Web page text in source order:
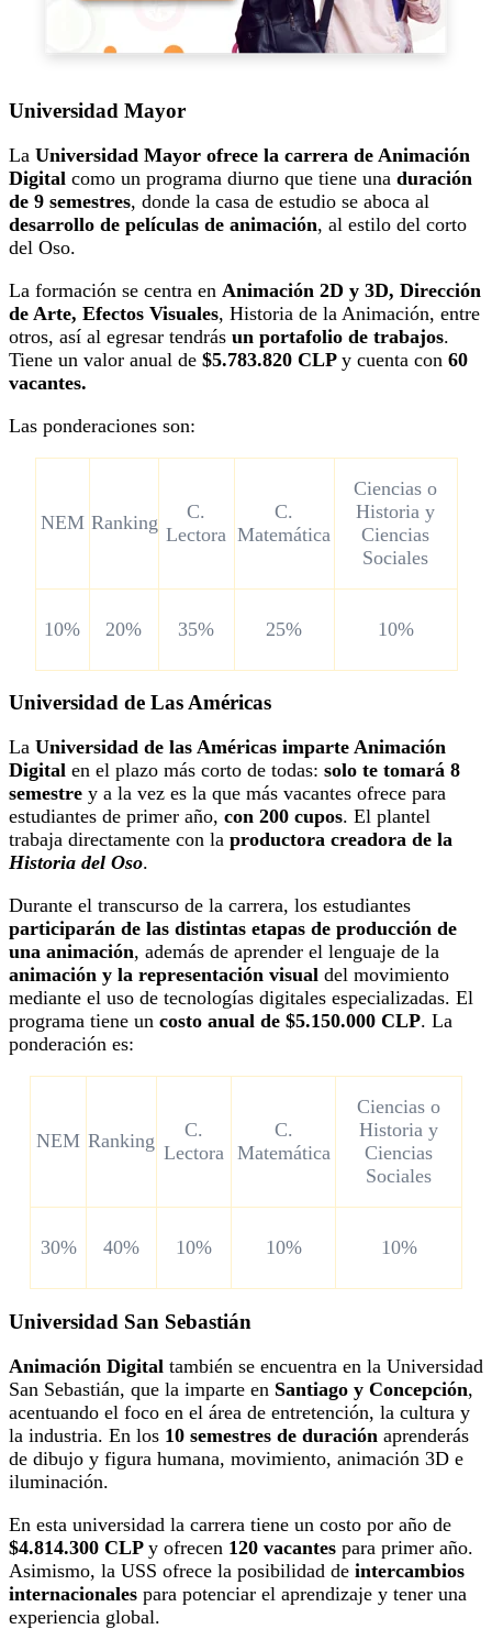
Universidad Mayor
La Universidad Mayor ofrece la carrera de Animación
Digital como un programa diurno que tiene una duración
de 9 semestres, donde la casa de estudio se aboca al
desarrollo de películas de animación, al estilo del corto
del Oso.
La formación se centra en Animación 2D y 3D, Dirección
de Arte, Efectos Visuales, Historia de la Animación, entre
otros, así al egresar tendrás un portafolio de trabajos.
Tiene un valor anual de $5.783.820 CLP y cuenta con 60
vacantes.
Las ponderaciones son:
NEM Ranking
C.
Lectora
C.
Matemática
Ciencias o
Historia y
Ciencias
Sociales
10% 20% 35% 25% 10%
Universidad de Las Américas
La Universidad de las Américas imparte Animación
Digital en el plazo más corto de todas: solo te tomará 8
semestre y a la vez es la que más vacantes ofrece para
estudiantes de primer año, con 200 cupos. El plantel
trabaja directamente con la productora creadora de la
Historia del Oso.
Durante el transcurso de la carrera, los estudiantes
participarán de las distintas etapas de producción de
una animación, además de aprender el lenguaje de la
animación y la representación visual del movimiento
mediante el uso de tecnologías digitales especializadas. El
programa tiene un costo anual de $5.150.000 CLP. La
ponderación es:
NEM Ranking
C.
Lectora
C.
Matemática
Ciencias o
Historia y
Ciencias
Sociales
30% 40% 10% 10% 10%
Universidad San Sebastián
Animación Digital también se encuentra en la Universidad
San Sebastián, que la imparte en Santiago y Concepción,
acentuando el foco en el área de entretención, la cultura y
la industria. En los 10 semestres de duración aprenderás
de dibujo y figura humana, movimiento, animación 3D e
iluminación.
En esta universidad la carrera tiene un costo por año de
$4.814.300 CLP y ofrecen 120 vacantes para primer año.
Asimismo, la USS ofrece la posibilidad de intercambios
internacionales para potenciar el aprendizaje y tener una
experiencia global.